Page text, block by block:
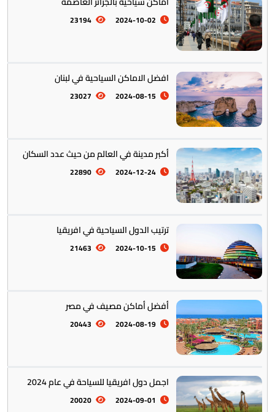
2024-10-02
23194
افضل الاماكن السياحية في لبنان
2024-08-15
23027
أكبر مدينة في العالم من حيث عدد السكان
2024-12-24
22890
ترتيب الدول السياحية في افريقيا
2024-10-15
21463
أفضل أماكن مصيف في مصر
2024-08-19
20443
اجمل دول افريقيا للسياحة في عام 2024
2024-09-01
20020